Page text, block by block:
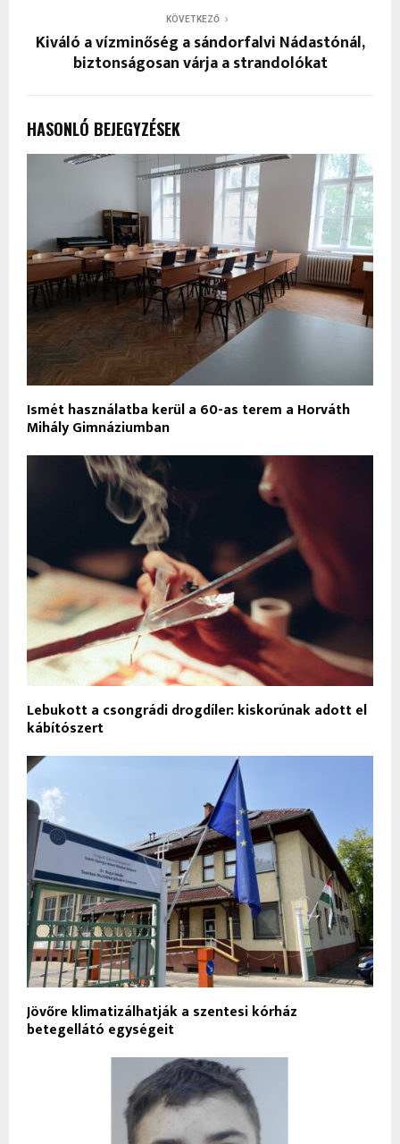
KÖVETKEZŐ
Kiváló a vízminőség a sándorfalvi Nádastónál,
biztonságosan várja a strandolókat
HASONLÓ BEJEGYZÉSEK
Ismét használatba kerül a 60-as terem a Horváth
Mihály Gimnáziumban
Lebukott a csongrádi drogdíler: kiskorúnak adott el
kábítószert
Jövőre klimatizálhatják a szentesi kórház
betegellátó egységeit